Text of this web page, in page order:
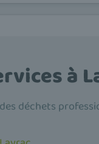
à
déchets